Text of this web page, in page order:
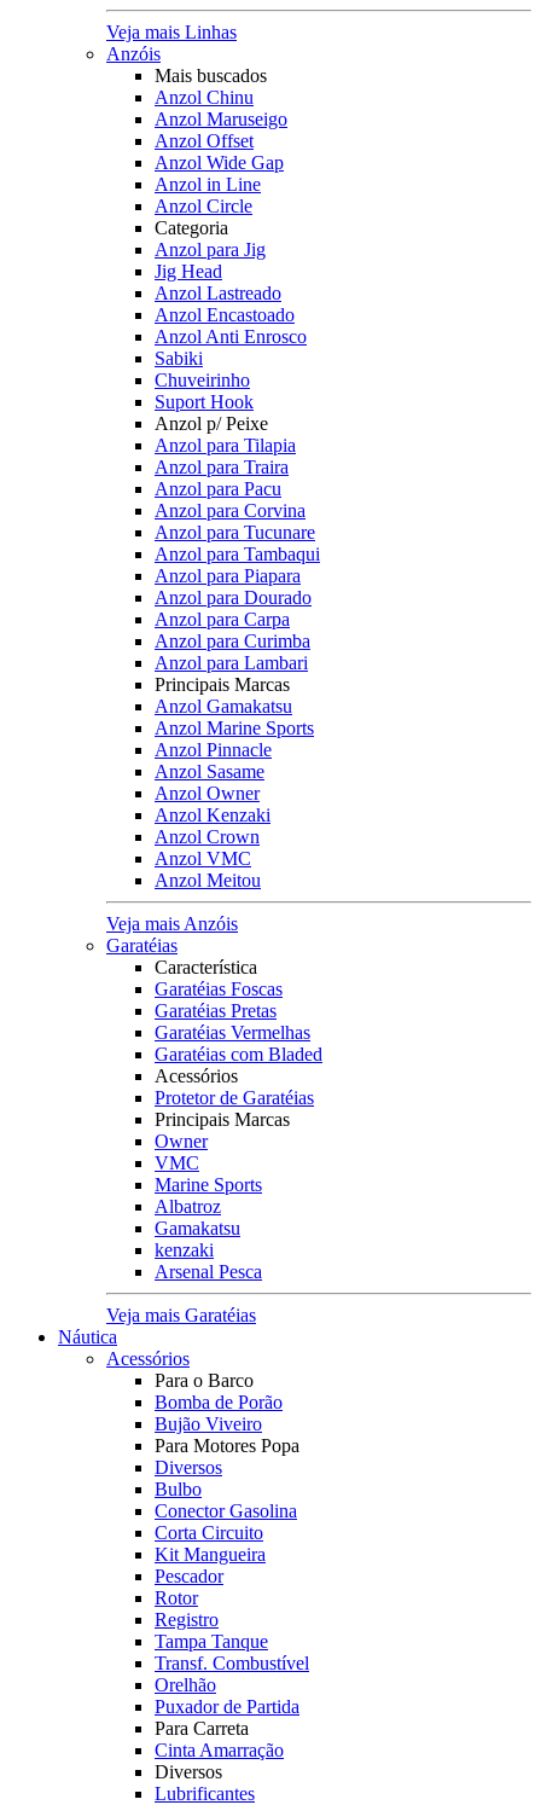
Veja mais Linhas
Anzóis
Mais buscados
Anzol Chinu
Anzol Maruseigo
Anzol Offset
Anzol Wide Gap
Anzol in Line
Anzol Circle
Categoria
Anzol para Jig
Jig Head
Anzol Lastreado
Anzol Encastoado
Anzol Anti Enrosco
Sabiki
Chuveirinho
Suport Hook
Anzol p/ Peixe
Anzol para Tilapia
Anzol para Traira
Anzol para Pacu
Anzol para Corvina
Anzol para Tucunare
Anzol para Tambaqui
Anzol para Piapara
Anzol para Dourado
Anzol para Carpa
Anzol para Curimba
Anzol para Lambari
Principais Marcas
Anzol Gamakatsu
Anzol Marine Sports
Anzol Pinnacle
Anzol Sasame
Anzol Owner
Anzol Kenzaki
Anzol Crown
Anzol VMC
Anzol Meitou
Veja mais Anzóis
Garatéias
Característica
Garatéias Foscas
Garatéias Pretas
Garatéias Vermelhas
Garatéias com Bladed
Acessórios
Protetor de Garatéias
Principais Marcas
Owner
VMC
Marine Sports
Albatroz
Gamakatsu
kenzaki
Arsenal Pesca
Veja mais Garatéias
Náutica
Acessórios
Para o Barco
Bomba de Porão
Bujão Viveiro
Para Motores Popa
Diversos
Bulbo
Conector Gasolina
Corta Circuito
Kit Mangueira
Pescador
Rotor
Registro
Tampa Tanque
Transf. Combustível
Orelhão
Puxador de Partida
Para Carreta
Cinta Amarração
Diversos
Lubrificantes